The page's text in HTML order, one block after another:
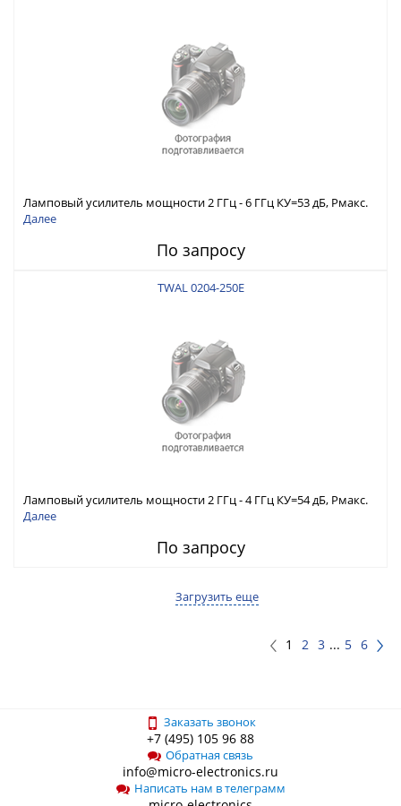
Ламповый усилитель мощности 2 ГГц - 6 ГГц КУ=53 дБ, Pмакс.
вых=200 Вт
Далее
По запросу
TWAL 0204-250E
Ламповый усилитель мощности 2 ГГц - 4 ГГц КУ=54 дБ, Pмакс.
вых=250 Вт
Далее
По запросу
Загрузить еще
1 2 3 ... 5 6
Заказать звонок
+7 (495) 105 96 88
Обратная связь
info@micro-electronics.ru
Написать нам в телеграмм